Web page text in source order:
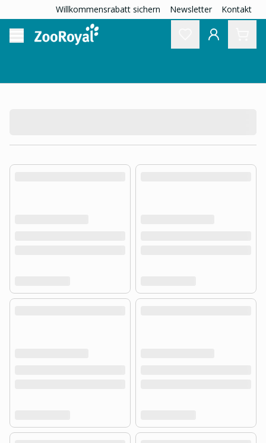
Willkommensrabatt sichern Newsletter Kontakt